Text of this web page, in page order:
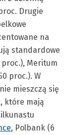
Drugie
na
standardowe
Meritum
proc.). W
mieszczą się
które mają
, Polbank (6